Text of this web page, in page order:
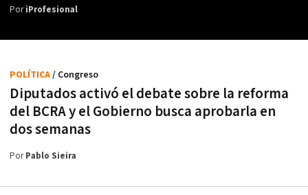
PoriProfesional
Diputados activó el debate sobre la reforma
del BCRA y el Gobierno busca aprobarla en
dos semanas
POLÍTICA/ Congreso
PorPablo Sieira